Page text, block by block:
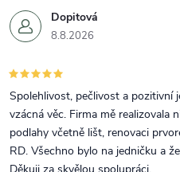
Dopitová
8.8.2026
Spolehlivost, pečlivost a pozitivní
vzácná věc. Firma mě realizovala
podlahy včetně lišt, renovaci
RD. Všechno bylo na jedničku a
Děkuji za skvělou spolupráci.